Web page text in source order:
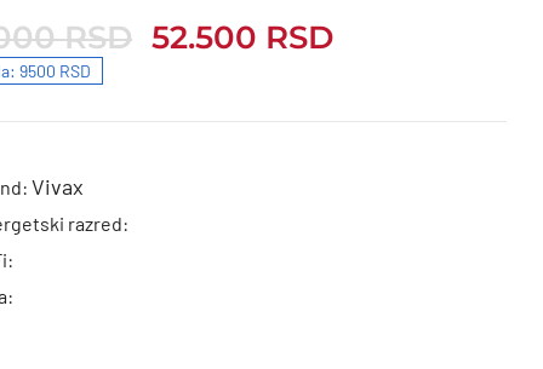
RSD
RSD. 52.500 RSD
RSD.
9500 RSD
Vivax
razred: